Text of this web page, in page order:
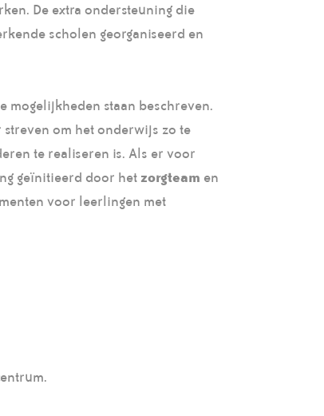
De extra ondersteuning die
scholen georganiseerd en
mogelijkheden staan beschreven.
om het onderwijs zo te
te realiseren is. Als er voor
geïnitieerd door het zorgteam en
voor leerlingen met